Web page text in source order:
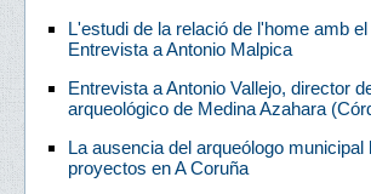
L'estudi de la relació de l'home amb el
Entrevista a Antonio Malpica
Entrevista a Antonio Vallejo, director
arqueológico de Medina Azahara
La ausencia del arqueólogo municipal
proyectos en A Coruña